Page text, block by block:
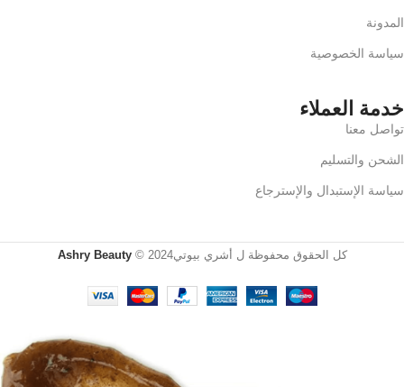
المدونة
سياسة الخصوصية
خدمة العملاء
تواصل معنا
الشحن والتسليم
سياسة الإستبدال والإسترجاع
كل الحقوق محفوظة ل أشري بيوتي2024 © Ashry Beauty